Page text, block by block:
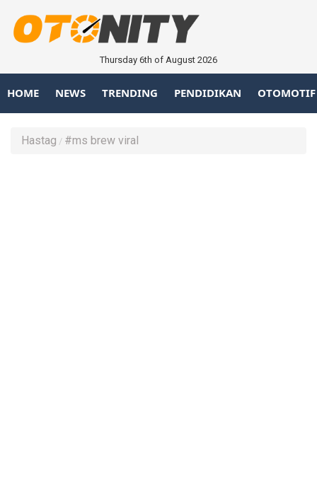
Thursday 6th of August 2026
HOME NEWS TRENDING PENDIDIKAN OTOMOTIF
Hastag #ms brew viral